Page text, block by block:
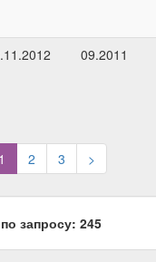
09.2011
1 (current)
2 3 >
запросу: 245